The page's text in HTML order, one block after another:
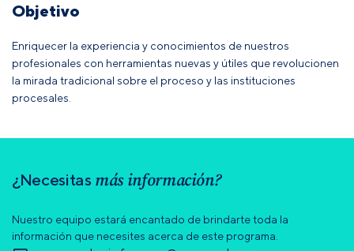
Objetivo
Enriquecer la experiencia y conocimientos de nuestros
profesionales con herramientas nuevas y útiles que revolucionen
la mirada tradicional sobre el proceso y las instituciones
procesales.
¿Necesitas más información?
Nuestro equipo estará encantado de brindarte toda la
información que necesites acerca de este programa.